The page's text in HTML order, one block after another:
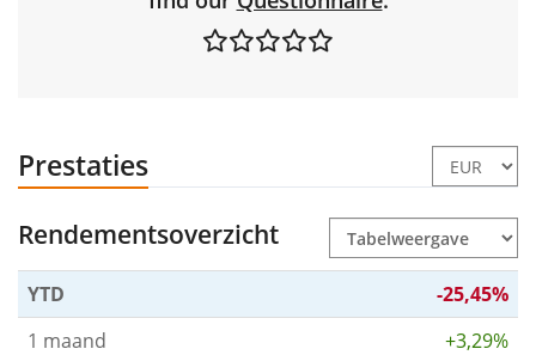
Prestaties
Rendementsoverzicht
YTD
-25,45%
1 maand
+3,29%